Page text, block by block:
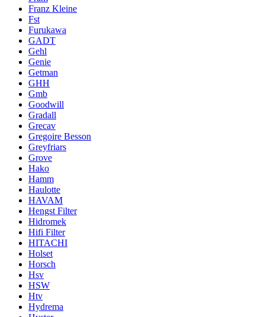
Franz Kleine
Fst
Furukawa
GADT
Gehl
Genie
Getman
GHH
Gmb
Goodwill
Gradall
Grecav
Gregoire Besson
Greyfriars
Grove
Hako
Hamm
Haulotte
HAVAM
Hengst Filter
Hidromek
Hifi Filter
HITACHI
Holset
Horsch
Hsv
HSW
Htv
Hydrema